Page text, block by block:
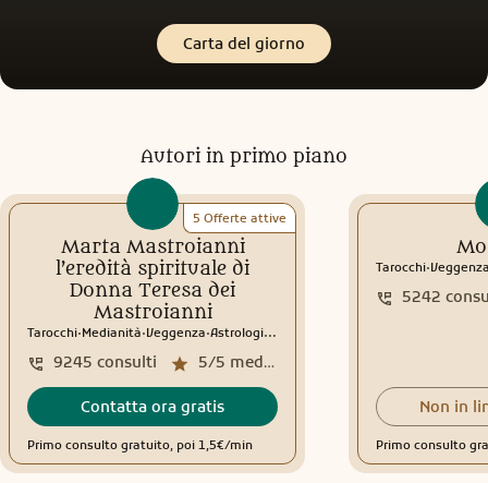
Carta del giorno
Autori in primo piano
5 Offerte attive
Marta Mastroianni
l’eredità spirituale di
Donna Teresa dei
Mastroianni
Tarocchi.Medianità.Veggenza.Astrologia
5/5 media recensioni
9245 consulti
Contatta ora gratis
Primo consulto gratuito, poi 1,5€/min
Tarocchi.
5242
Non in
Primo consulto